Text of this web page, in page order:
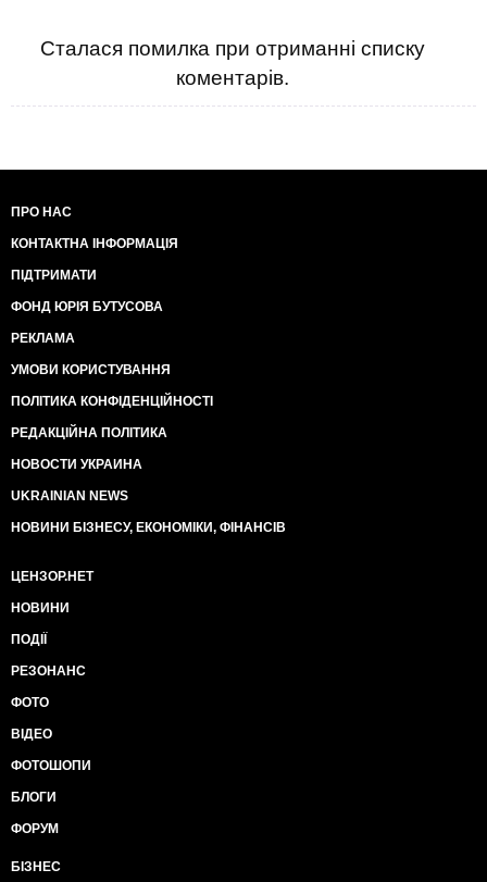
Сталася помилка при отриманні списку
коментарів.
ПРО НАС
КОНТАКТНА ІНФОРМАЦІЯ
ПІДТРИМАТИ
ФОНД ЮРІЯ БУТУСОВА
РЕКЛАМА
УМОВИ КОРИСТУВАННЯ
ПОЛІТИКА КОНФІДЕНЦІЙНОСТІ
РЕДАКЦІЙНА ПОЛІТИКА
НОВОСТИ УКРАИНА
UKRAINIAN NEWS
НОВИНИ БІЗНЕСУ, ЕКОНОМІКИ, ФІНАНСІВ
ЦЕНЗОР.НЕТ
НОВИНИ
ПОДІЇ
РЕЗОНАНС
ФОТО
ВІДЕО
ФОТОШОПИ
БЛОГИ
ФОРУМ
БІЗНЕС